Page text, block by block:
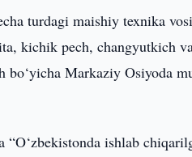
turdagi maishiy texnika
kichik pech, changyutkich
Markaziy Osiyoda
ishlab